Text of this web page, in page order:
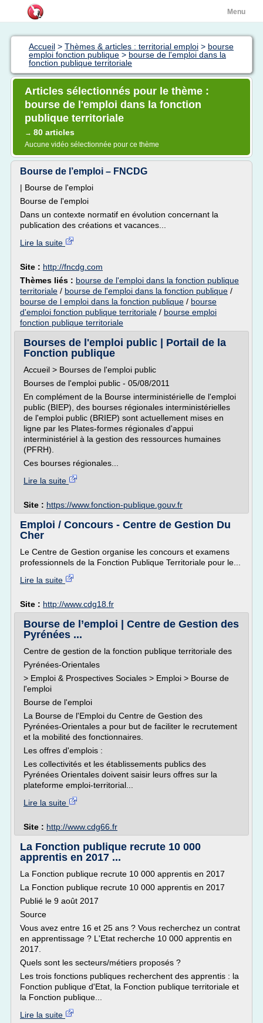
Menu
Accueil > Thèmes & articles : territorial emploi > bourse
emploi fonction publique > bourse de l'emploi dans la
fonction publique territoriale
Articles sélectionnés pour le thème :
bourse de l'emploi dans la fonction
publique territoriale
→ 80 articles
Aucune vidéo sélectionnée pour ce thème
Bourse de l’emploi – FNCDG
| Bourse de l'emploi
Bourse de l'emploi
Dans un contexte normatif en évolution concernant la
publication des créations et vacances...
Lire la suite
Site : http://fncdg.com
Thèmes liés : bourse de l'emploi dans la fonction publique
territoriale / bourse de l'emploi dans la fonction publique /
bourse de l emploi dans la fonction publique / bourse
d'emploi fonction publique territoriale / bourse emploi
fonction publique territoriale
Bourses de l'emploi public | Portail de la
Fonction publique
Accueil > Bourses de l'emploi public
Bourses de l'emploi public - 05/08/2011
En complément de la Bourse interministérielle de l'emploi
public (BIEP), des bourses régionales interministérielles
de l'emploi public (BRIEP) sont actuellement mises en
ligne par les Plates-formes régionales d'appui
interministériel à la gestion des ressources humaines
(PFRH).
Ces bourses régionales...
Lire la suite
Site : https://www.fonction-publique.gouv.fr
Emploi / Concours - Centre de Gestion Du
Cher
Le Centre de Gestion organise les concours et examens
professionnels de la Fonction Publique Territoriale pour le...
Lire la suite
Site : http://www.cdg18.fr
Bourse de l’emploi | Centre de Gestion des
Pyrénées ...
Centre de gestion de la fonction publique territoriale des
Pyrénées-Orientales
> Emploi & Prospectives Sociales > Emploi > Bourse de
l'emploi
Bourse de l'emploi
La Bourse de l'Emploi du Centre de Gestion des
Pyrénées-Orientales a pour but de faciliter le recrutement
et la mobilité des fonctionnaires.
Les offres d'emplois :
Les collectivités et les établissements publics des
Pyrénées Orientales doivent saisir leurs offres sur la
plateforme emploi-territorial...
Lire la suite
Site : http://www.cdg66.fr
La Fonction publique recrute 10 000
apprentis en 2017 ...
La Fonction publique recrute 10 000 apprentis en 2017
La Fonction publique recrute 10 000 apprentis en 2017
Publié le 9 août 2017
Source
Vous avez entre 16 et 25 ans ? Vous recherchez un contrat
en apprentissage ? L'Etat recherche 10 000 apprentis en
2017.
Quels sont les secteurs/métiers proposés ?
Les trois fonctions publiques recherchent des apprentis : la
Fonction publique d'Etat, la Fonction publique territoriale et
la Fonction publique...
Lire la suite